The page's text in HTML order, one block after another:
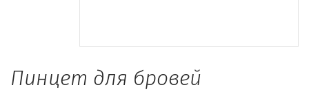
Пинцет для бровей